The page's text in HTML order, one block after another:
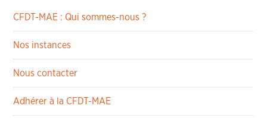
CFDT-MAE : Qui sommes-nous ?
Nos instances
Nous contacter
Adhérer à la CFDT-MAE